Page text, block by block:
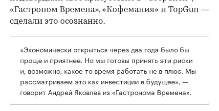
«Гастроном Времена», «Кофемания» и TopGun —
сделали это осознанно.
«Экономически открыться через два года было бы
проще и приятнее. Но мы готовы принять эти риски
и, возможно, какое-то время работать не в плюс. Мы
рассматриваем это как инвестиции в будущее», —
говорит Андрей Яковлев из «Гастронома Времена».